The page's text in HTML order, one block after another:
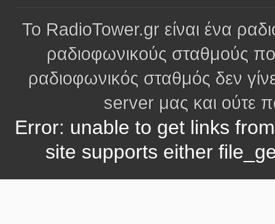
Το RadioTower.gr είναι ένα
ραδιοφωνικούς σταθμούς
ραδιοφωνικός σταθμός δεν
server μας και ούτε
Error: unable to get links
site supports either